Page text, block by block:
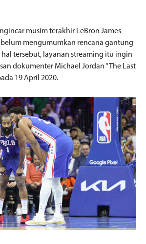
musim terakhir LeBron James
mengumumkan rencana gantung
hal tersebut, layanan streaming itu ingin
dokumenter Michael Jordan “The Last
19 April 2020.